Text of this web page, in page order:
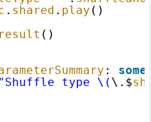
. shared . play ()
result ()
: some
"Shuffle type \( \.$